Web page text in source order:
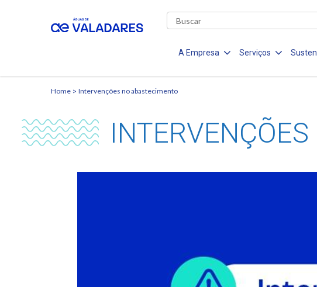
A Empresa Serviços
Home Intervenções no abastecimento